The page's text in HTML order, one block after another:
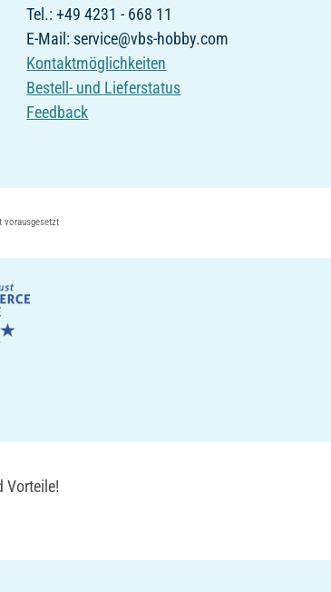
Tel.: +49 4231 - 668 11
E-Mail: service@vbs-hobby.com
Kontaktmöglichkeiten
Bestell- und Lieferstatus
Feedback
Vorteile!